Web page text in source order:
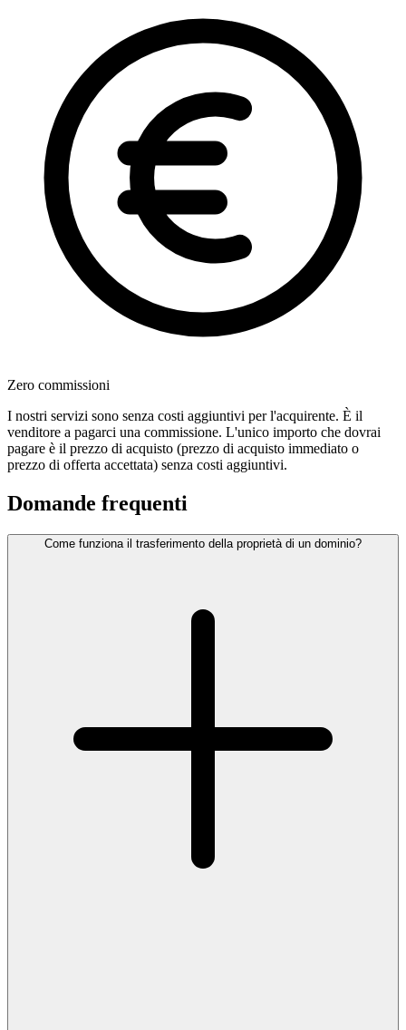
Zero commissioni
I nostri servizi sono senza costi aggiuntivi per l'acquirente. È il
venditore a pagarci una commissione. L'unico importo che dovrai
pagare è il prezzo di acquisto (prezzo di acquisto immediato o
prezzo di offerta accettata) senza costi aggiuntivi.
Domande frequenti
Come funziona il trasferimento della proprietà di un dominio?